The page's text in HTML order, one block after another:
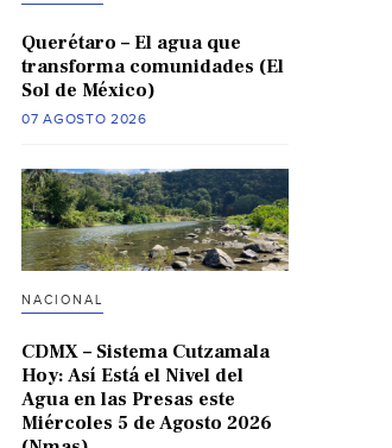
Querétaro – El agua que
transforma comunidades (El
Sol de México)
07 AGOSTO 2026
NACIONAL
CDMX – Sistema Cutzamala
Hoy: Así Está el Nivel del
Agua en las Presas este
Miércoles 5 de Agosto 2026